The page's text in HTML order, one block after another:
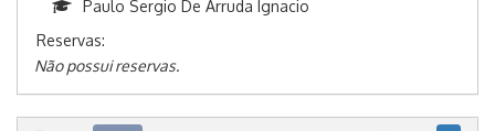
Paulo Sergio De Arruda Ignacio
Reservas:
Não possui reservas.